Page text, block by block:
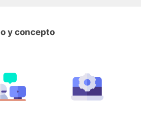
y concepto